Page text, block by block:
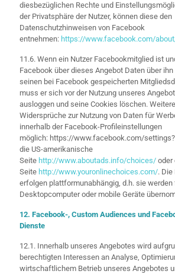
diesbezüglichen Rechte und
der Privatsphäre der Nutzer, können diese den
Datenschutzhinweisen von Facebook
entnehmen: https://www.facebook.com/
11.6. Wenn ein Nutzer Facebookmitglied ist
Facebook über dieses Angebot Daten über
seinen bei Facebook gespeicherten
muss er sich vor der Nutzung unseres
ausloggen und seine Cookies löschen.
Widersprüche zur Nutzung von Daten für
innerhalb der Facebook-Profileinstellungen
möglich: https://www.facebook.com/
die US-amerikanische
Seite http://www.aboutads.info/choices/ oder
Seite http://www.youronlinechoices.com/.
erfolgen plattformunabhängig, d.h. sie werden
Desktopcomputer oder mobile Geräte
12. Facebook-, Custom Audiences und
Dienste
12.1. Innerhalb unseres Angebotes wird
berechtigten Interessen an Analyse,
wirtschaftlichem Betrieb unseres Angebotes